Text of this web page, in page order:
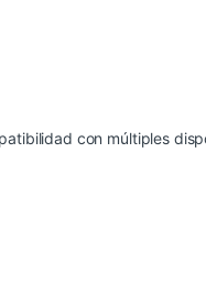
con múltiples